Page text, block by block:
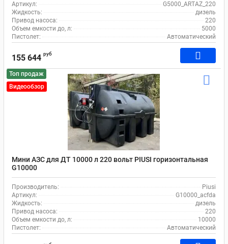
Артикул:
G5000_ARTAZ_220
Жидкость:
дизель
Привод насоса:
220
Объем емкости до, л:
5000
Пистолет:
Автоматический
155 644 руб
Топ продаж
Видеообзор
Мини АЗС для ДТ 10000 л 220 вольт PIUSI горизонтальная
G10000
Производитель:
Piusi
Артикул:
G10000_acfda
Жидкость:
дизель
Привод насоса:
220
Объем емкости до, л:
10000
Пистолет:
Автоматический